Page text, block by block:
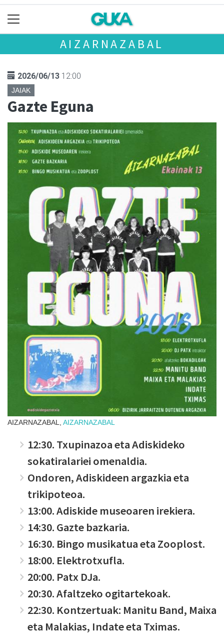
AIZARNAZABAL
2026/06/13 12:00
JAIAK
Gazte Eguna
AIZARNAZABAL, AIZARNAZABAL
12:30. Txupinazoa eta Adiskideko
sokatiralariei omenaldia.
Ondoren, Adiskideen argazkia eta
trikipoteoa.
13:00. Adiskide museoaren irekiera.
14:30. Gazte bazkaria.
16:30. Bingo musikatua eta Zooplost.
18:00. Elektrotxufla.
20:00. Patx DJa.
20:30. Afaltzeko ogitartekoak.
22:30. Kontzertuak: Manitu Band, Maixa
eta Malakias, Indate eta Tximas.